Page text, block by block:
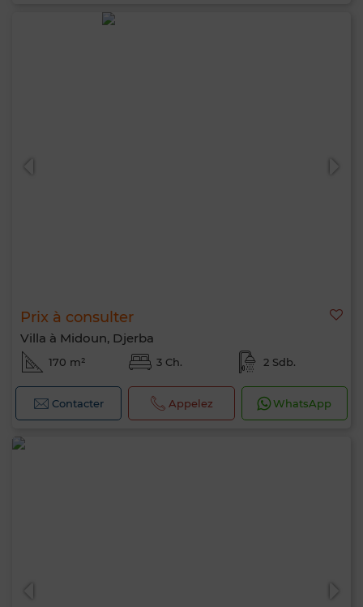
Prix à consulter
Villa à Midoun, Djerba
170 m² 3 Ch. 2 Sdb.
Contacter Appelez WhatsApp